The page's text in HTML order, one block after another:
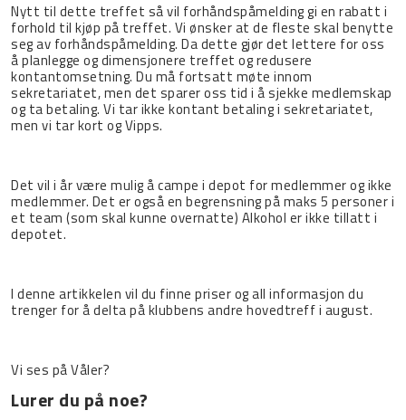
Nytt til dette treffet så vil forhåndspåmelding gi en rabatt i
forhold til kjøp på treffet. Vi ønsker at de fleste skal benytte
seg av forhåndspåmelding. Da dette gjør det lettere for oss
å planlegge og dimensjonere treffet og redusere
kontantomsetning. Du må fortsatt møte innom
sekretariatet, men det sparer oss tid i å sjekke medlemskap
og ta betaling. Vi tar ikke kontant betaling i sekretariatet,
men vi tar kort og Vipps.
Det vil i år være mulig å campe i depot for medlemmer og ikke
medlemmer. Det er også en begrensning på maks 5 personer i
et team (som skal kunne overnatte) Alkohol er ikke tillatt i
depotet.
I denne artikkelen vil du finne priser og all informasjon du
trenger for å delta på klubbens andre hovedtreff i august.
Vi ses på Våler?
Lurer du på noe?